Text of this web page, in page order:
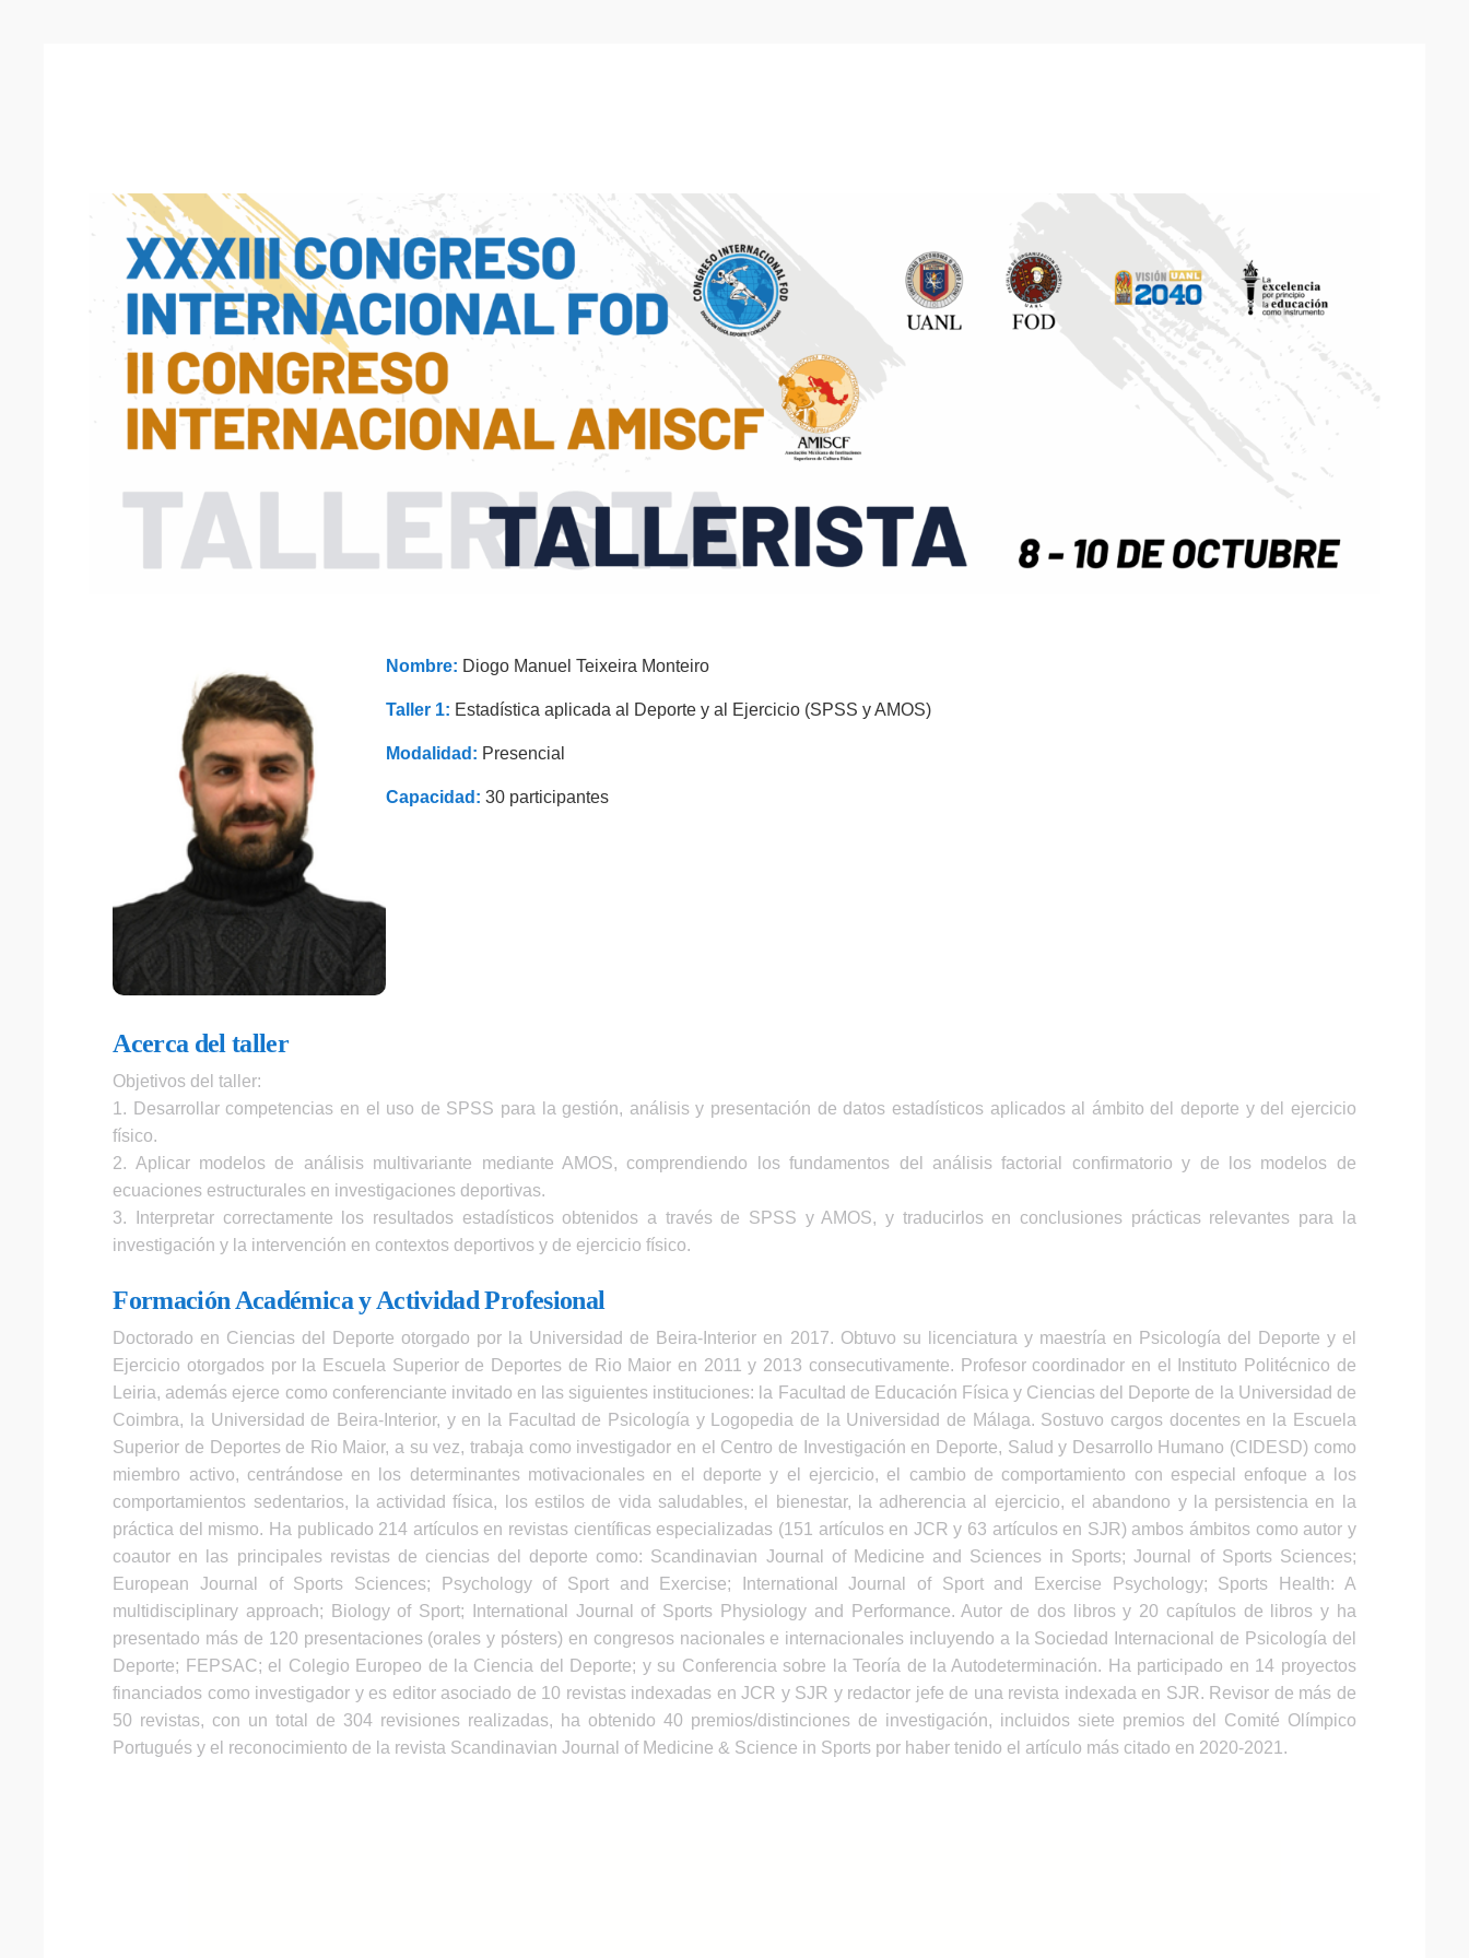
Nombre: Diogo Manuel Teixeira Monteiro
Taller 1: Estadística aplicada al Deporte y al Ejercicio (SPSS y AMOS)
Modalidad: Presencial
Capacidad: 30 participantes
Acerca del taller
Objetivos del taller:
1. Desarrollar competencias en el uso de SPSS para la gestión, análisis y presentación de datos estadísticos aplicados al ámbito del deporte y del ejercicio
físico.
2. Aplicar modelos de análisis multivariante mediante AMOS, comprendiendo los fundamentos del análisis factorial confirmatorio y de los modelos de
ecuaciones estructurales en investigaciones deportivas.
3. Interpretar correctamente los resultados estadísticos obtenidos a través de SPSS y AMOS, y traducirlos en conclusiones prácticas relevantes para la
investigación y la intervención en contextos deportivos y de ejercicio físico.
Formación Académica y Actividad Profesional
Doctorado en Ciencias del Deporte otorgado por la Universidad de Beira-Interior en 2017. Obtuvo su licenciatura y maestría en Psicología del Deporte y el
Ejercicio otorgados por la Escuela Superior de Deportes de Rio Maior en 2011 y 2013 consecutivamente. Profesor coordinador en el Instituto Politécnico de
Leiria, además ejerce como conferenciante invitado en las siguientes instituciones: la Facultad de Educación Física y Ciencias del Deporte de la Universidad de
Coimbra, la Universidad de Beira-Interior, y en la Facultad de Psicología y Logopedia de la Universidad de Málaga. Sostuvo cargos docentes en la Escuela
Superior de Deportes de Rio Maior, a su vez, trabaja como investigador en el Centro de Investigación en Deporte, Salud y Desarrollo Humano (CIDESD) como
miembro activo, centrándose en los determinantes motivacionales en el deporte y el ejercicio, el cambio de comportamiento con especial enfoque a los
comportamientos sedentarios, la actividad física, los estilos de vida saludables, el bienestar, la adherencia al ejercicio, el abandono y la persistencia en la
práctica del mismo. Ha publicado 214 artículos en revistas científicas especializadas (151 artículos en JCR y 63 artículos en SJR) ambos ámbitos como autor y
coautor en las principales revistas de ciencias del deporte como: Scandinavian Journal of Medicine and Sciences in Sports; Journal of Sports Sciences;
European Journal of Sports Sciences; Psychology of Sport and Exercise; International Journal of Sport and Exercise Psychology; Sports Health: A
multidisciplinary approach; Biology of Sport; International Journal of Sports Physiology and Performance. Autor de dos libros y 20 capítulos de libros y ha
presentado más de 120 presentaciones (orales y pósters) en congresos nacionales e internacionales incluyendo a la Sociedad Internacional de Psicología del
Deporte; FEPSAC; el Colegio Europeo de la Ciencia del Deporte; y su Conferencia sobre la Teoría de la Autodeterminación. Ha participado en 14 proyectos
financiados como investigador y es editor asociado de 10 revistas indexadas en JCR y SJR y redactor jefe de una revista indexada en SJR. Revisor de más de
50 revistas, con un total de 304 revisiones realizadas, ha obtenido 40 premios/distinciones de investigación, incluidos siete premios del Comité Olímpico
Portugués y el reconocimiento de la revista Scandinavian Journal of Medicine & Science in Sports por haber tenido el artículo más citado en 2020-2021.